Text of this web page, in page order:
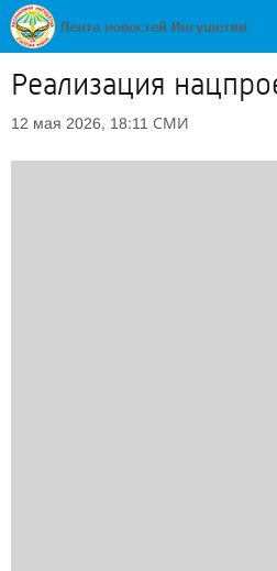
Реализация
12 мая 2026, 18:11 СМИ